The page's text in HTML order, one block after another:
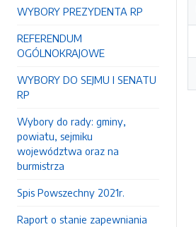
WYBORY PREZYDENTA RP
REFERENDUM
OGÓLNOKRAJOWE
WYBORY DO SEJMU I SENATU
RP
Wybory do rady: gminy,
powiatu, sejmiku
województwa oraz na
burmistrza
Spis Powszechny 2021r.
Raport o stanie zapewniania